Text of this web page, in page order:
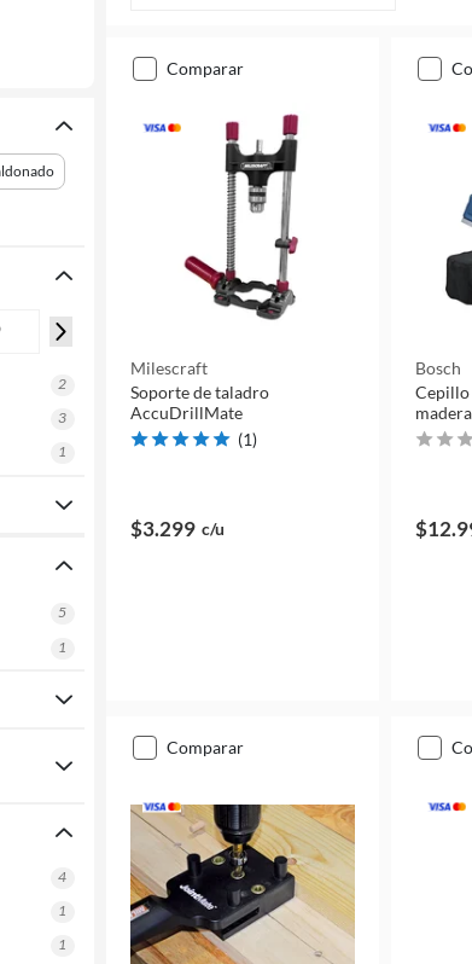
2
3
1
5
1
4
1
1
comparar
Milescraft
Soporte de taladro
AccuDrillMate
(1)
$3.299 c/u
Bosch
comparar